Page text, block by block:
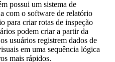
possui um sistema de
com o software de relatório
para criar rotas de inspeção
podem criar a partir da
usuários registrem dados de
em uma sequência lógica
mais rápidos.